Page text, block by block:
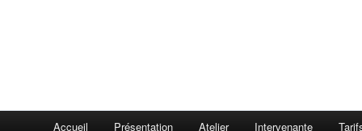
Accueil Présentation Atelier Intervenante